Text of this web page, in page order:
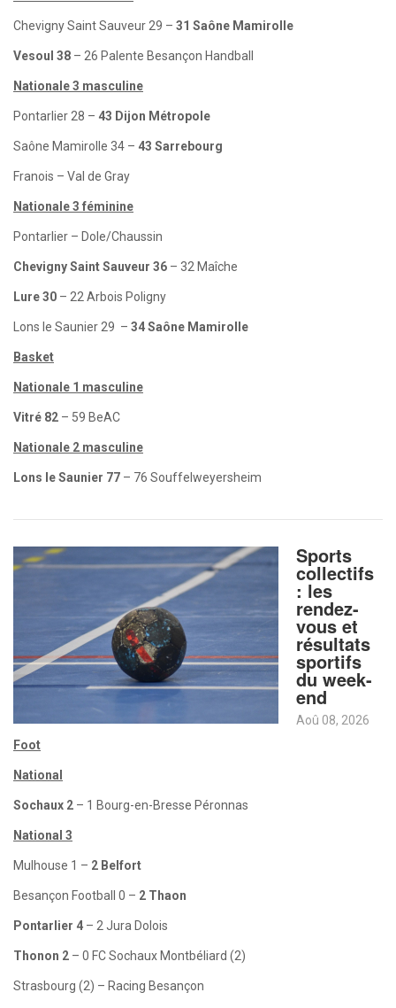
Chevigny Saint Sauveur 29 – 31 Saône Mamirolle
Vesoul 38 – 26 Palente Besançon Handball
Nationale 3 masculine
Pontarlier 28 – 43 Dijon Métropole
Saône Mamirolle 34 – 43 Sarrebourg
Franois – Val de Gray
Nationale 3 féminine
Pontarlier – Dole/Chaussin
Chevigny Saint Sauveur 36 – 32 Maîche
Lure 30 – 22 Arbois Poligny
Lons le Saunier 29 – 34 Saône Mamirolle
Basket
Nationale 1 masculine
Vitré 82 – 59 BeAC
Nationale 2 masculine
Lons le Saunier 77 – 76 Souffelweyersheim
Sports
collectifs
: les
rendez-
vous et
résultats
sportifs
du week-
end
Aoû 08, 2026
Foot
National
Sochaux 2 – 1 Bourg-en-Bresse Péronnas
National 3
Mulhouse 1 – 2 Belfort
Besançon Football 0 – 2 Thaon
Pontarlier 4 – 2 Jura Dolois
Thonon 2 – 0 FC Sochaux Montbéliard (2)
Strasbourg (2) – Racing Besançon